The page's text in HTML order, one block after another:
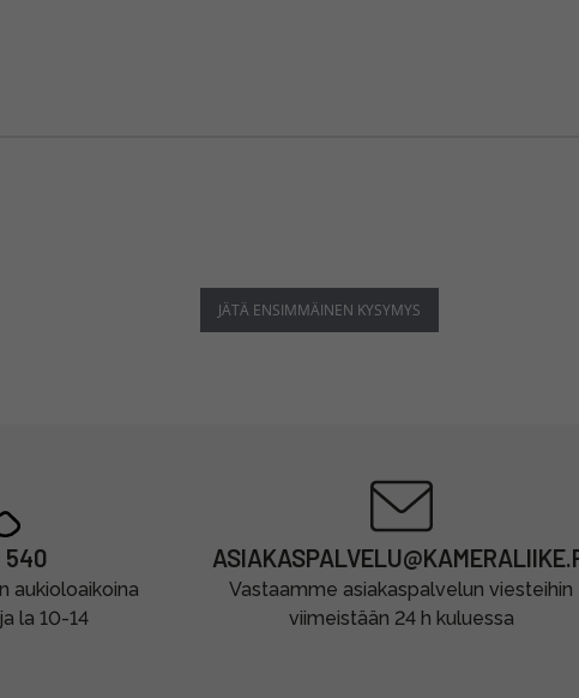
JÄTÄ ENSIMMÄINEN KYSYMYS
540
aukioloaikoina
la 10-14
Vastaamme asiakaspalvelun viesteihin
viimeistään 24 h kuluessa